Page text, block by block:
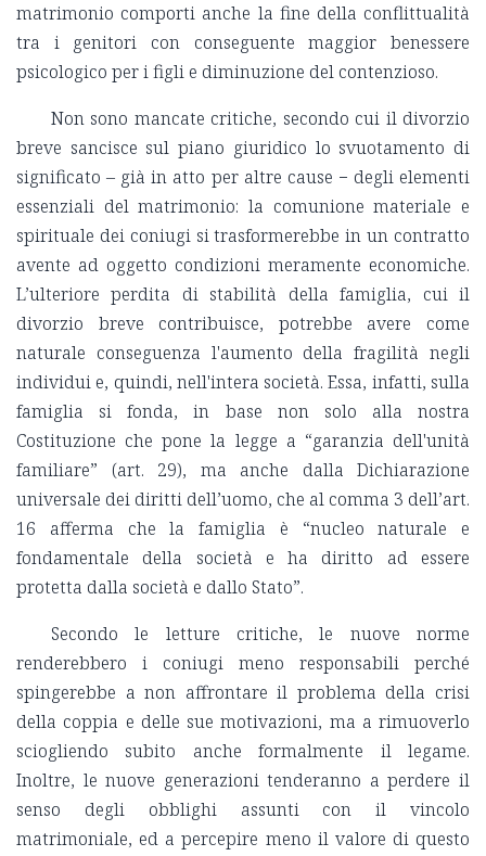
matrimonio comporti anche la fine della conflittualità
tra i genitori con conseguente maggior benessere
psicologico per i figli e diminuzione del contenzioso.
Non sono mancate critiche, secondo cui il divorzio
breve sancisce sul piano giuridico lo svuotamento di
significato – già in atto per altre cause − degli elementi
essenziali del matrimonio: la comunione materiale e
spirituale dei coniugi si trasformerebbe in un contratto
avente ad oggetto condizioni meramente economiche.
L’ulteriore perdita di stabilità della famiglia, cui il
divorzio breve contribuisce, potrebbe avere come
naturale conseguenza l'aumento della fragilità negli
individui e, quindi, nell'intera società. Essa, infatti, sulla
famiglia si fonda, in base non solo alla nostra
Costituzione che pone la legge a “garanzia dell'unità
familiare” (art. 29), ma anche dalla Dichiarazione
universale dei diritti dell’uomo, che al comma 3 dell’art.
16 afferma che la famiglia è “nucleo naturale e
fondamentale della società e ha diritto ad essere
protetta dalla società e dallo Stato”.
Secondo le letture critiche, le nuove norme
renderebbero i coniugi meno responsabili perché
spingerebbe a non affrontare il problema della crisi
della coppia e delle sue motivazioni, ma a rimuoverlo
sciogliendo subito anche formalmente il legame.
Inoltre, le nuove generazioni tenderanno a perdere il
senso degli obblighi assunti con il vincolo
matrimoniale, ed a percepire meno il valore di questo